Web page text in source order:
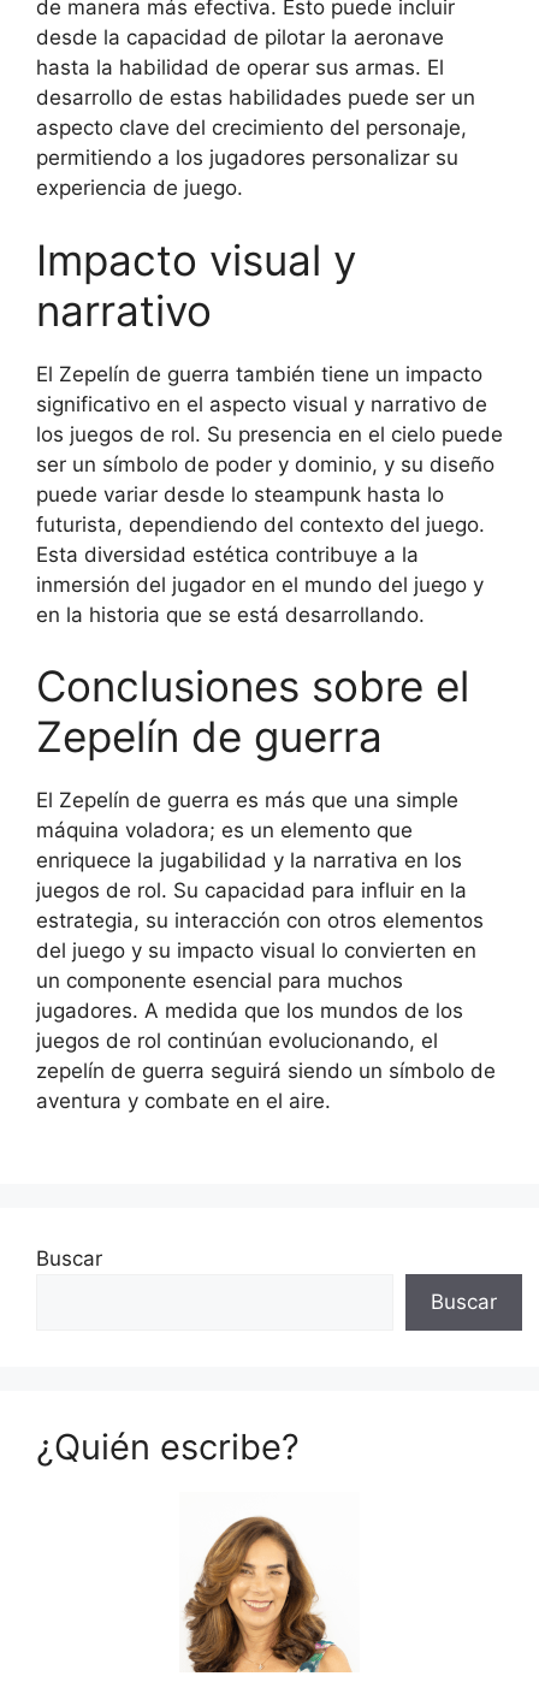
de manera más efectiva. Esto puede incluir
desde la capacidad de pilotar la aeronave
hasta la habilidad de operar sus armas. El
desarrollo de estas habilidades puede ser un
aspecto clave del crecimiento del personaje,
permitiendo a los jugadores personalizar su
experiencia de juego.
Impacto visual y
narrativo
El Zepelín de guerra también tiene un impacto
significativo en el aspecto visual y narrativo de
los juegos de rol. Su presencia en el cielo puede
ser un símbolo de poder y dominio, y su diseño
puede variar desde lo steampunk hasta lo
futurista, dependiendo del contexto del juego.
Esta diversidad estética contribuye a la
inmersión del jugador en el mundo del juego y
en la historia que se está desarrollando.
Conclusiones sobre el
Zepelín de guerra
El Zepelín de guerra es más que una simple
máquina voladora; es un elemento que
enriquece la jugabilidad y la narrativa en los
juegos de rol. Su capacidad para influir en la
estrategia, su interacción con otros elementos
del juego y su impacto visual lo convierten en
un componente esencial para muchos
jugadores. A medida que los mundos de los
juegos de rol continúan evolucionando, el
zepelín de guerra seguirá siendo un símbolo de
aventura y combate en el aire.
Buscar
Buscar
¿Quién escribe?